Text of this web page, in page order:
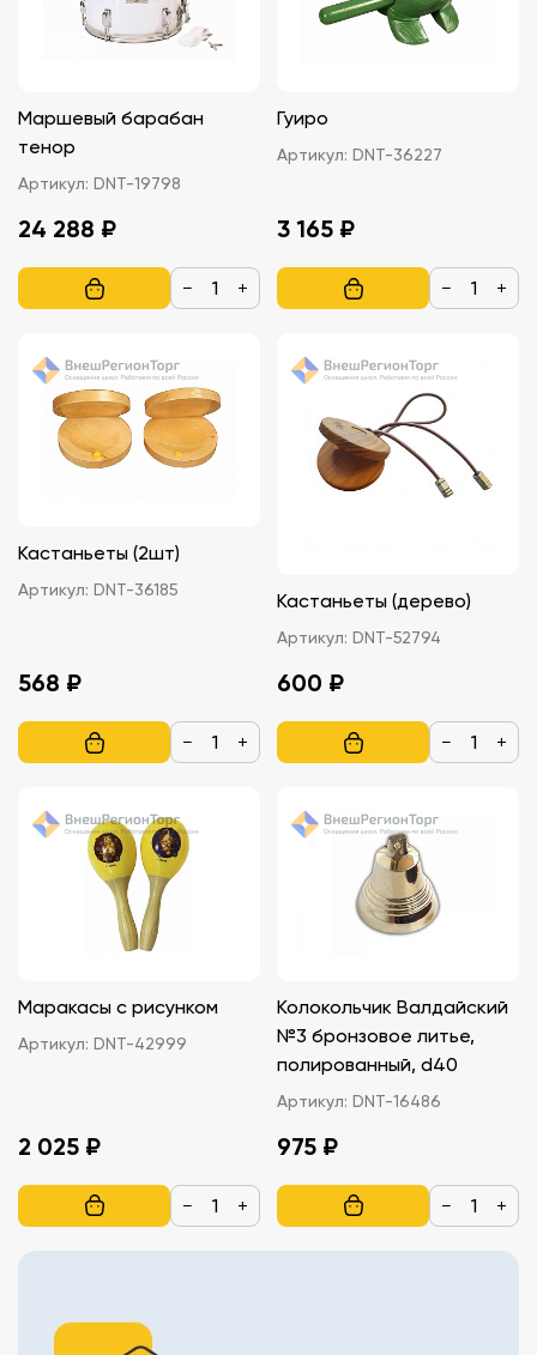
Маршевый барабан
тенор
Артикул: DNT-19798
24 288 ₽
− +
Гуиро
Артикул: DNT-36227
3 165 ₽
− +
Кастаньеты (2шт)
Артикул: DNT-36185
568 ₽
− +
Кастаньеты (дерево)
Артикул: DNT-52794
600 ₽
− +
Маракасы с рисунком
Артикул: DNT-42999
2 025 ₽
− +
Колокольчик Валдайский
№3 бронзовое литье,
полированный, d40
Артикул: DNT-16486
975 ₽
− +